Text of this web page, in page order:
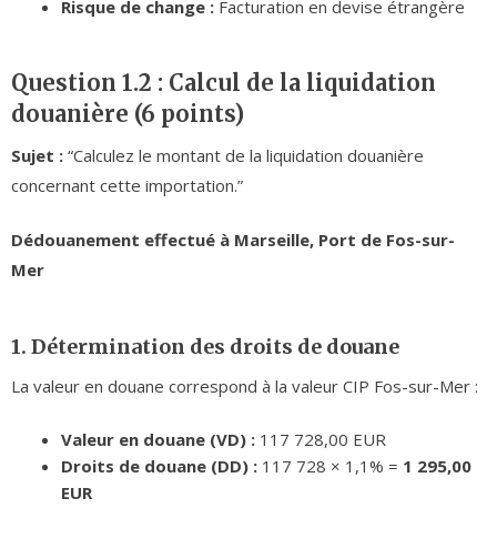
Risque de change : Facturation en devise étrangère
Question 1.2 : Calcul de la liquidation
douanière (6 points)
Sujet : “Calculez le montant de la liquidation douanière
concernant cette importation.”
Dédouanement effectué à Marseille, Port de Fos-sur-
Mer
1. Détermination des droits de douane
La valeur en douane correspond à la valeur CIP Fos-sur-Mer :
Valeur en douane (VD) : 117 728,00 EUR
Droits de douane (DD) : 117 728 × 1,1% = 1 295,00
EUR